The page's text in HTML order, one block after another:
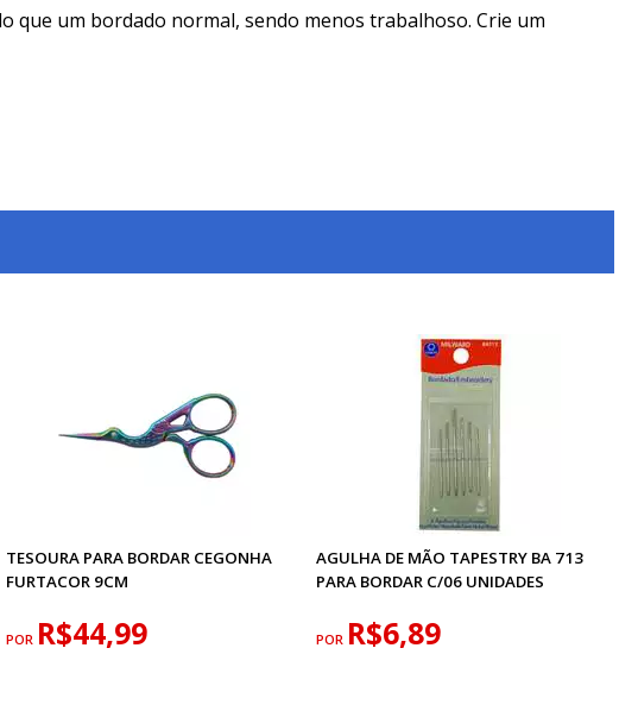
que um bordado normal, sendo menos trabalhoso. Crie um
TESOURA PARA BORDAR CEGONHA
FURTACOR 9CM
POR R$44,99
AGULHA DE MÃO TAPESTRY BA 713
PARA BORDAR C/06 UNIDADES
POR R$6,89